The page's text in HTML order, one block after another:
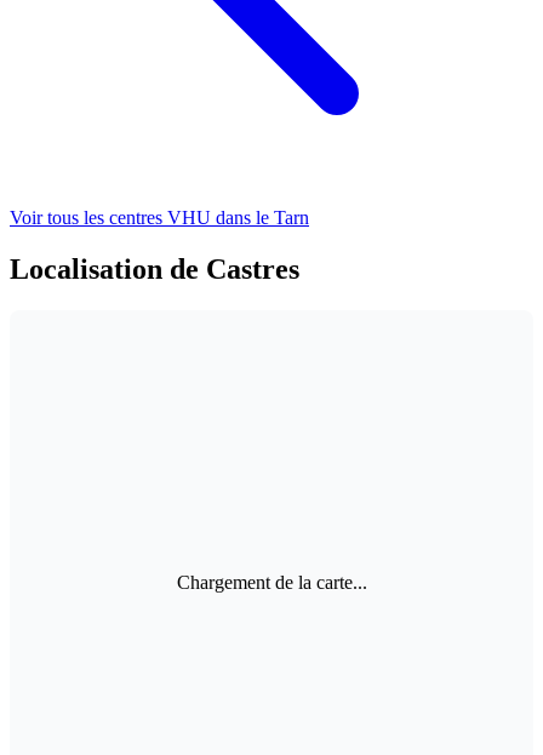
Voir tous les centres VHU dans le Tarn
Localisation de Castres
Chargement de la carte...